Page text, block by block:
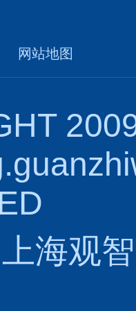
网站地图
上海观